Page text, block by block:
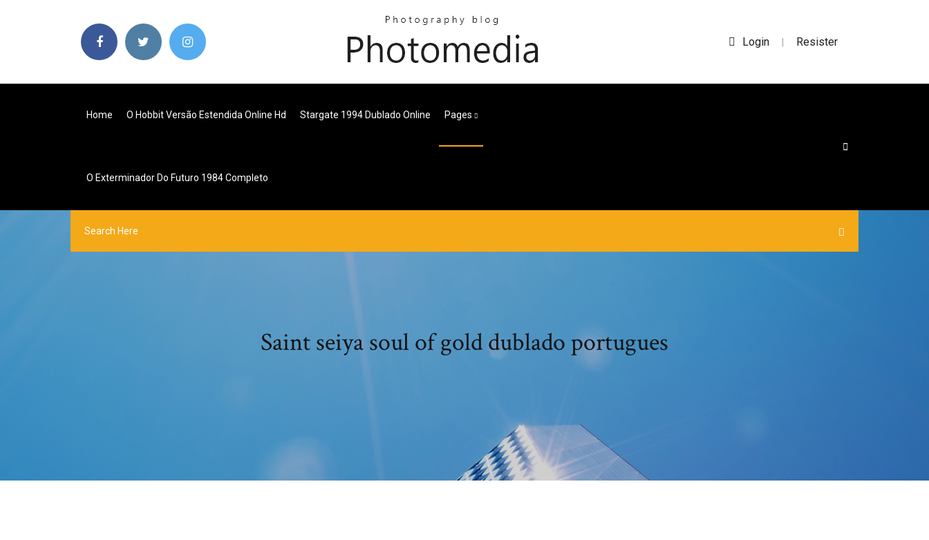
Login | Resister
Home O Hobbit Versão Estendida Online Hd Stargate 1994 Dublado Online Pages
O Exterminador Do Futuro 1984 Completo
Saint seiya soul of gold dublado portugues